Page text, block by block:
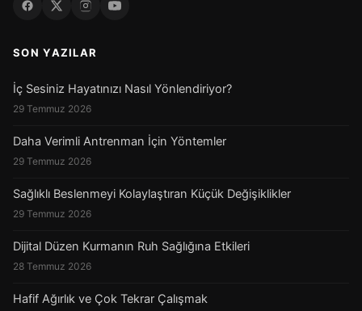
SON YAZILAR
İç Sesiniz Hayatınızı Nasıl Yönlendiriyor?
29 Temmuz 2026
Daha Verimli Antrenman İçin Yöntemler
29 Temmuz 2026
Sağlıklı Beslenmeyi Kolaylaştıran Küçük Değişiklikler
29 Temmuz 2026
Dijital Düzen Kurmanın Ruh Sağlığına Etkileri
28 Temmuz 2026
Hafif Ağırlık ve Çok Tekrar Çalışmak